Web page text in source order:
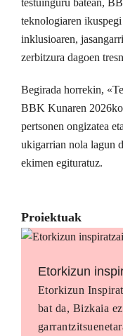
teknologiaren
inklusioaren,
zerbitzura dagoen
Begirada horrekin,
BBK Kunaren
pertsonen ongizatea
ukigarrian nola lagun
ekimen egituratuz.
Proiektuak
Etorkizun
Etorkizun
bat da, Bizkaia